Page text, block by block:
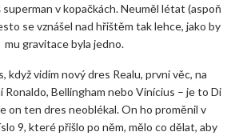
v kopačkách. Neuměl létat (aspoň
se vznášel nad hřištěm tak lehce, jako by
mu gravitace byla jedno.
když vidím nový dres Realu, první věc, na
Ronaldo, Bellingham nebo Vinícius – je to Di
on ten dres neoblékal. On ho proměnil v
9, které přišlo po něm, mělo co dělat, aby